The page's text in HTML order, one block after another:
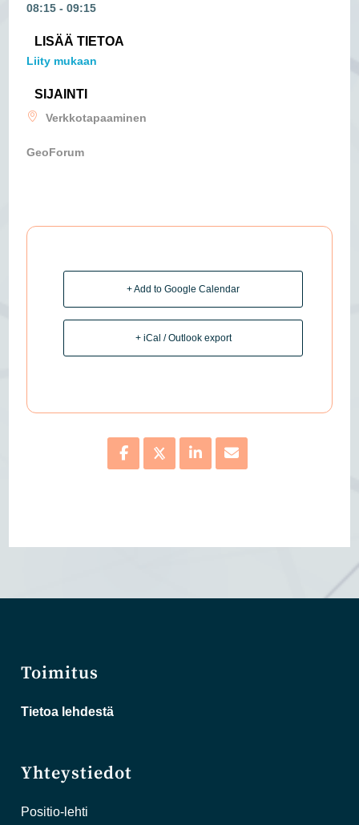
08:15 - 09:15
LISÄÄ TIETOA
Liity mukaan
SIJAINTI
Verkkotapaaminen
GeoForum
+ Add to Google Calendar
+ iCal / Outlook export
Toimitus
Tietoa lehdestä
Yhteystiedot
Positio-lehti